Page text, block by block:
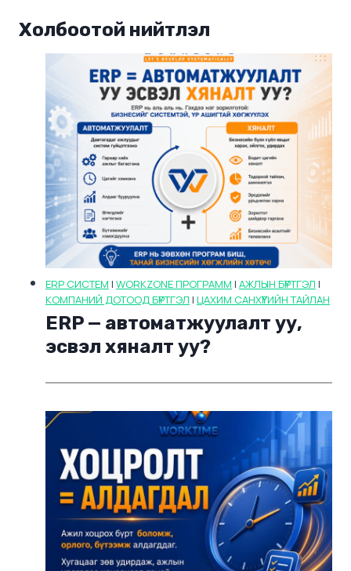
Холбоотой нийтлэл
ERP СИСТЕМ | WORKZONE ПРОГРАММ | АЖЛЫН БҮРТГЭЛ |
КОМПАНИЙ ДОТООД БҮРТГЭЛ | ЦАХИМ САНХҮҮГИЙН ТАЙЛАН
ERP — автоматжуулалт уу,
эсвэл хяналт уу?